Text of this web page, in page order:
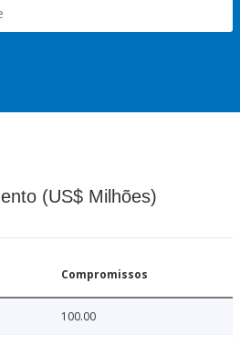
(US$ Milhões)
Compromissos
100.00